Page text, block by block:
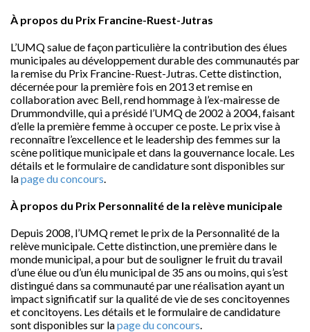
À propos du Prix Francine-Ruest-Jutras
L’UMQ salue de façon particulière la contribution des élues
municipales au développement durable des communautés par
la remise du Prix Francine-Ruest-Jutras. Cette distinction,
décernée pour la première fois en 2013 et remise en
collaboration avec Bell, rend hommage à l’ex-mairesse de
Drummondville, qui a présidé l’UMQ de 2002 à 2004, faisant
d’elle la première femme à occuper ce poste. Le prix vise à
reconnaître l’excellence et le leadership des femmes sur la
scène politique municipale et dans la gouvernance locale. Les
détails et le formulaire de candidature sont disponibles sur
lapage du concours.
À propos du Prix Personnalité de la relève municipale
Depuis 2008, l’UMQ remet le prix de la Personnalité de la
relève municipale. Cette distinction, une première dans le
monde municipal, a pour but de souligner le fruit du travail
d’une élue ou d’un élu municipal de 35 ans ou moins, qui s’est
distingué dans sa communauté par une réalisation ayant un
impact significatif sur la qualité de vie de ses concitoyennes
et concitoyens. Les détails et le formulaire de candidature
sont disponibles sur lapage du concours.